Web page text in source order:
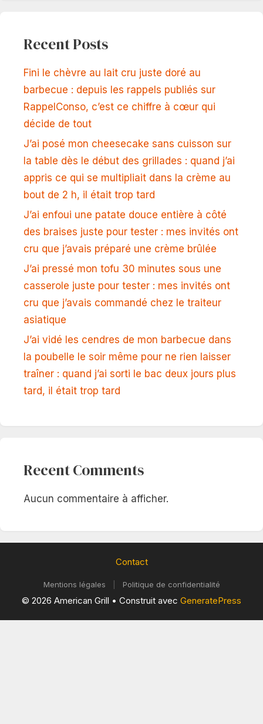
Recent Posts
Fini le chèvre au lait cru juste doré au
barbecue : depuis les rappels publiés sur
RappelConso, c’est ce chiffre à cœur qui
décide de tout
J’ai posé mon cheesecake sans cuisson sur
la table dès le début des grillades : quand j’ai
appris ce qui se multipliait dans la crème au
bout de 2 h, il était trop tard
J’ai enfoui une patate douce entière à côté
des braises juste pour tester : mes invités ont
cru que j’avais préparé une crème brûlée
J’ai pressé mon tofu 30 minutes sous une
casserole juste pour tester : mes invités ont
cru que j’avais commandé chez le traiteur
asiatique
J’ai vidé les cendres de mon barbecue dans
la poubelle le soir même pour ne rien laisser
traîner : quand j’ai sorti le bac deux jours plus
tard, il était trop tard
Recent Comments
Aucun commentaire à afficher.
Contact
Mentions légales Politique de confidentialité
© 2026 American Grill • Construit avec GeneratePress